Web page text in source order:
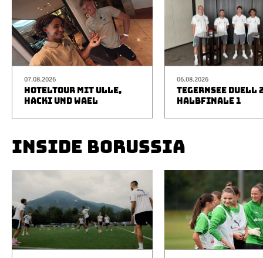
07.08.2026
HOTELTOUR MIT ULLE,
HACKI UND WAEL
06.08.2026
TEGERNSEE DUELL
HALBFINALE 1
INSIDE BORUSSIA